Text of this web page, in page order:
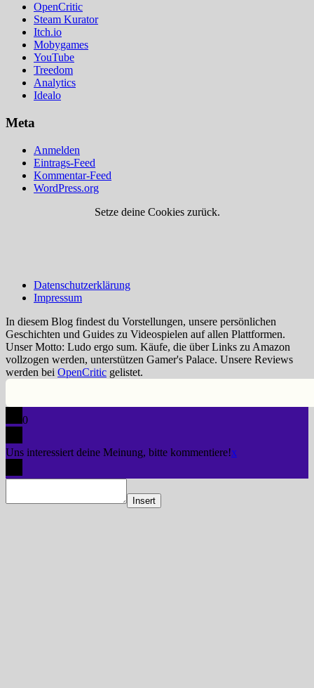
OpenCritic
Steam Kurator
Itch.io
Mobygames
YouTube
Treedom
Analytics
Idealo
Meta
Anmelden
Eintrags-Feed
Kommentar-Feed
WordPress.org
Setze deine Cookies zurück.
Datenschutzerklärung
Impressum
In diesem Blog findest du Vorstellungen, unsere persönlichen
Geschichten und Guides zu Videospielen auf allen Plattformen.
Unser Motto: Ludo ergo sum. Käufe, die über Links zu Amazon
vollzogen werden, unterstützen Gamer's Palace. Unsere Reviews
werden bei OpenCritic gelistet.
0
Uns interessiert deine Meinung, bitte kommentiere!x
Insert